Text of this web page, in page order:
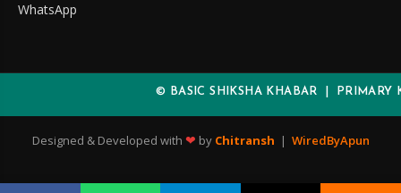
WhatsApp
© BASIC SHIKSHA KHABAR | PRIMARY
Designed & Developed with ❤ by Chitransh | WiredByApun